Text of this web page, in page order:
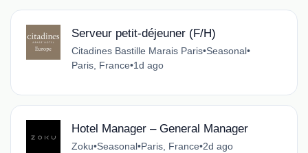
Serveur petit-déjeuner (F/H)
Citadines Bastille Marais Paris•Seasonal•
Paris, France•1d ago
Hotel Manager – General Manager
Zoku•Seasonal•Paris, France•2d ago